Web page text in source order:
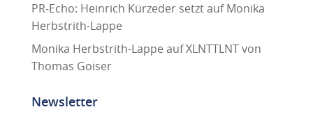
PR-Echo: Heinrich Kürzeder setzt auf Monika
Herbstrith-Lappe
Monika Herbstrith-Lappe auf XLNTTLNT von
Thomas Goiser
Newsletter